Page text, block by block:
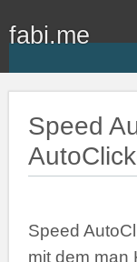
fabi.me
Speed
Speed
mit dem man